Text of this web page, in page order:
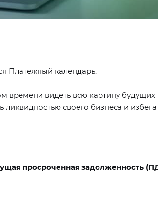
Платежный календарь.
времени видеть всю картину будущих
своего бизнеса и
просроченная задолженность